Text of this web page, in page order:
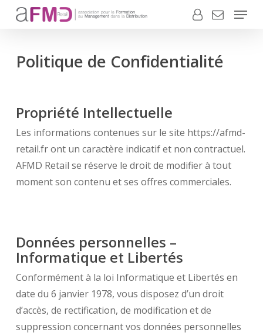
Skip
content
Menu
Politique de Confidentialité
Propriété Intellectuelle
Les informations contenues sur le site https://afmd-
retail.fr ont un caractère indicatif et non contractuel.
AFMD Retail se réserve le droit de modifier à tout
moment son contenu et ses offres commerciales.
Données personnelles –
Informatique et Libertés
Conformément à la loi Informatique et Libertés en
date du 6 janvier 1978, vous disposez d’un droit
d’accès, de rectification, de modification et de
suppression concernant vos données personnelles